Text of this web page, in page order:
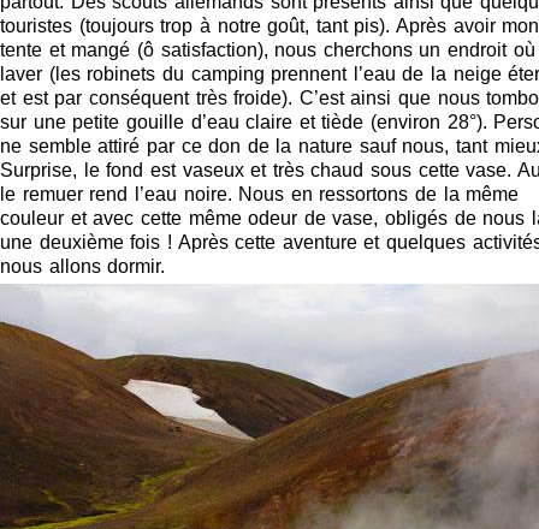
touristes (toujours trop à notre goût, tant pis). Après avoir
tente et mangé (ô satisfaction), nous cherchons un endroit
laver (les robinets du camping prennent l’eau de la neige
et est par conséquent très froide). C’est ainsi que nous
sur une petite gouille d’eau claire et tiède (environ 28°).
ne semble attiré par ce don de la nature sauf nous, tant
Surprise, le fond est vaseux et très chaud sous cette vase.
le remuer rend l’eau noire. Nous en ressortons de la même
couleur et avec cette même odeur de vase, obligés de nous
une deuxième fois ! Après cette aventure et quelques
nous allons dormir.